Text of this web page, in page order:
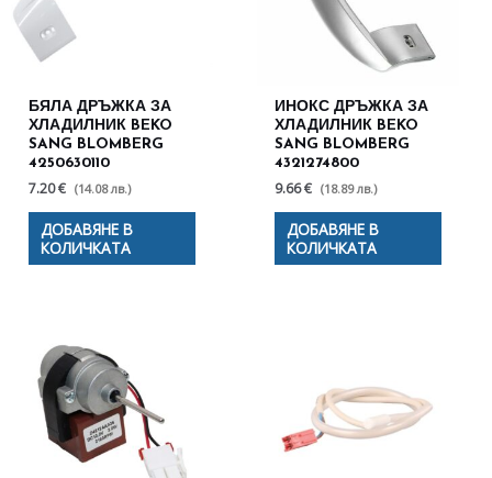
БЯЛА ДРЪЖКА ЗА
ХЛАДИЛНИК BEKO
SANG BLOMBERG
4250630110
7.20 € (14.08 лв.)
ДОБАВЯНЕ В
КОЛИЧКАТА
ИНОКС ДРЪЖКА ЗА
ХЛАДИЛНИК BEKO
SANG BLOMBERG
4321274800
9.66 € (18.89 лв.)
ДОБАВЯНЕ В
КОЛИЧКАТА